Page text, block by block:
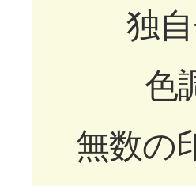
独
色
無数の